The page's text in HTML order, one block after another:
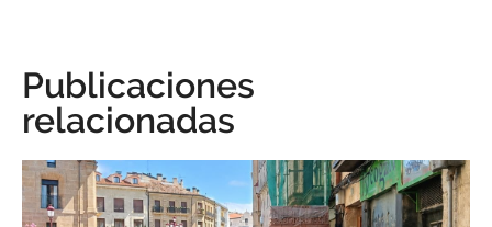
Publicaciones
relacionadas